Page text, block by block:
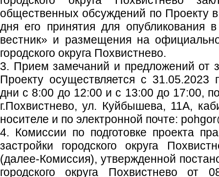
общественных обсуждений по Проекту
дня его принятия для опубликования
вестник» и размещения на
городского округа Похвистнево.
3. Прием замечаний и предложений от
Проекту осуществляется с 31.05.2023
дни с 8:00 до 12:00 и с 13:00 до 17:00,
г.Похвистнево, ул. Куйбышева, 11А,
носителе и по электронной почте:
4. Комиссии по подготовке проекта
застройки городского округа
(далее-Комиссия), утвержденной
городского округа Похвистнево